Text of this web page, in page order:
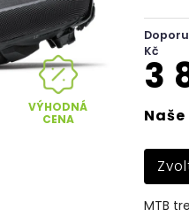
VÝHODNÁ
CENA
Kč
3
Naše
MTB